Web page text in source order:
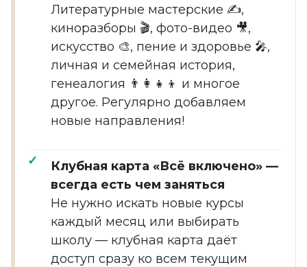
Литературные мастерские ✍️,
киноразборы 🎬, фото-видео 🎥,
искусство 🎨, пение и здоровье 🎤,
личная и семейная история,
генеалогия 👨‍👩‍👧‍👦 и многое
другое. Регулярно добавляем
новые направления!
Клубная карта «Всё включено» —
всегда есть чем заняться
Не нужно искать новые курсы
каждый месяц или выбирать
школу — клубная карта даёт
доступ сразу ко всем текущим